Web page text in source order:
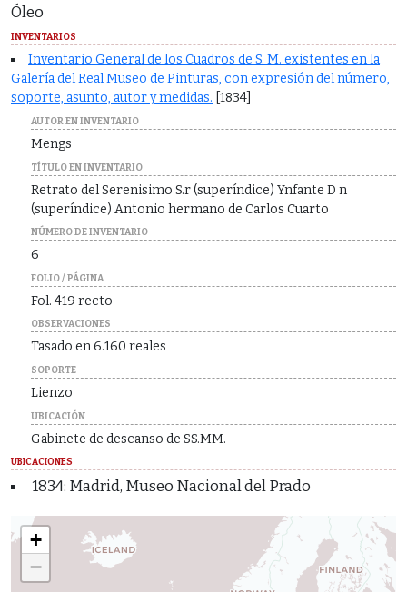
Óleo
INVENTARIOS
Inventario General de los Cuadros de S. M. existentes en la
Galería del Real Museo de Pinturas, con expresión del número,
soporte, asunto, autor y medidas. [1834]
AUTOR EN INVENTARIO
Mengs
TÍTULO EN INVENTARIO
Retrato del Serenisimo S.r (superíndice) Ynfante D n
(superíndice) Antonio hermano de Carlos Cuarto
NÚMERO DE INVENTARIO
6
FOLIO / PÁGINA
Fol. 419 recto
OBSERVACIONES
Tasado en 6.160 reales
SOPORTE
Lienzo
UBICACIÓN
Gabinete de descanso de SS.MM.
UBICACIONES
1834: Madrid, Museo Nacional del Prado
+
−